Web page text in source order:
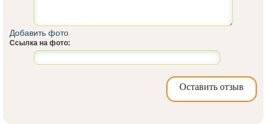
Добавить фото
Ссылка на фото:
Оставить отзыв